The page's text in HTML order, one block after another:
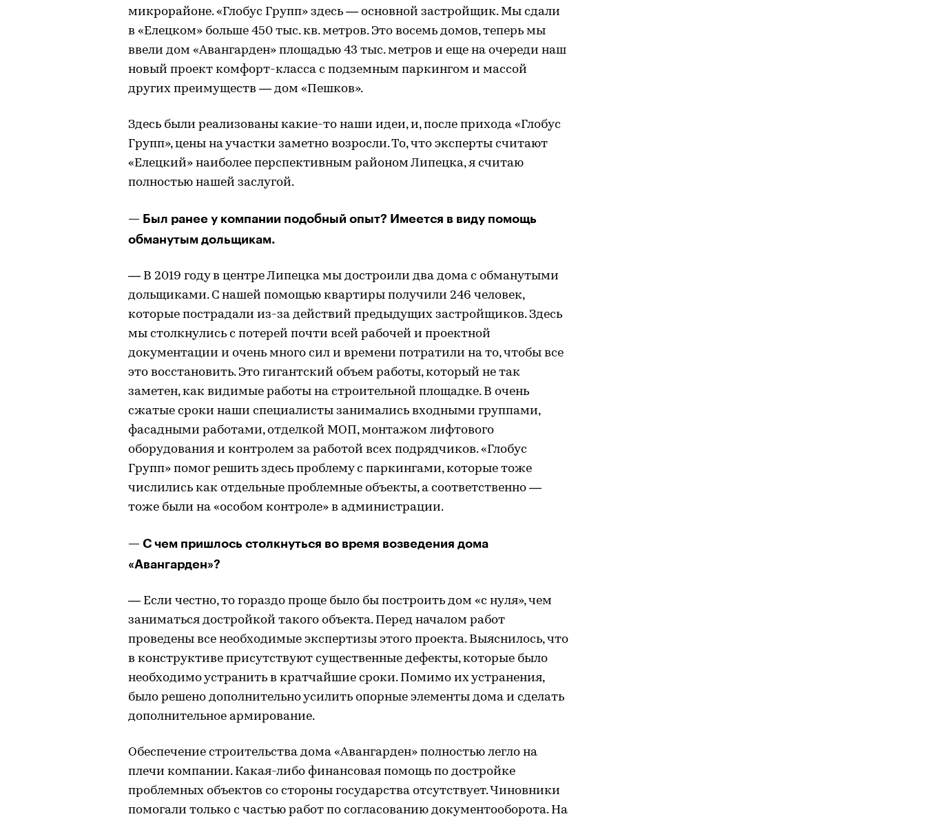
микрорайоне. «Глобус Групп» здесь — основной застройщик. Мы сдали
в «Елецком» больше 450 тыс. кв. метров. Это восемь домов, теперь мы
ввели дом «Авангарден» площадью 43 тыс. метров и еще на очереди наш
новый проект комфорт-класса с подземным паркингом и массой
других преимуществ — дом «Пешков».
Здесь были реализованы какие-то наши идеи, и, после прихода «Глобус
Групп», цены на участки заметно возросли. То, что эксперты считают
«Елецкий» наиболее перспективным районом Липецка, я считаю
полностью нашей заслугой.
— Был ранее у компании подобный опыт? Имеется в виду помощь
обманутым дольщикам.
— В 2019 году в центре Липецка мы достроили два дома с обманутыми
дольщиками. С нашей помощью квартиры получили 246 человек,
которые пострадали из-за действий предыдущих застройщиков. Здесь
мы столкнулись с потерей почти всей рабочей и проектной
документации и очень много сил и времени потратили на то, чтобы все
это восстановить. Это гигантский объем работы, который не так
заметен, как видимые работы на строительной площадке. В очень
сжатые сроки наши специалисты занимались входными группами,
фасадными работами, отделкой МОП, монтажом лифтового
оборудования и контролем за работой всех подрядчиков. «Глобус
Групп» помог решить здесь проблему с паркингами, которые тоже
числились как отдельные проблемные объекты, а соответственно —
тоже были на «особом контроле» в администрации.
— С чем пришлось столкнуться во время возведения дома
«Авангарден»?
— Если честно, то гораздо проще было бы построить дом «с нуля», чем
заниматься достройкой такого объекта. Перед началом работ
проведены все необходимые экспертизы этого проекта. Выяснилось, что
в конструктиве присутствуют существенные дефекты, которые было
необходимо устранить в кратчайшие сроки. Помимо их устранения,
было решено дополнительно усилить опорные элементы дома и сделать
дополнительное армирование.
Обеспечение строительства дома «Авангарден» полностью легло на
плечи компании. Какая-либо финансовая помощь по достройке
проблемных объектов со стороны государства отсутствует. Чиновники
помогали только с частью работ по согласованию документооборота. На